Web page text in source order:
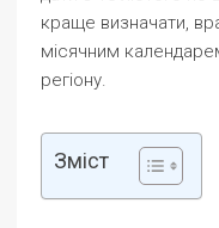
краще визначати,
місячним
регіону.
Зміст